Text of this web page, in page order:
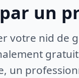
un
votre nid de
un